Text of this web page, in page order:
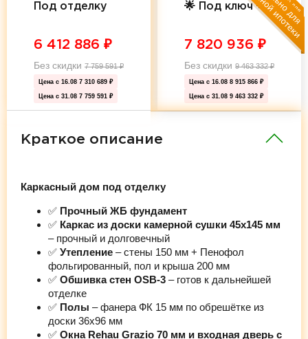
Под отделку
6 412 886 ₽
Без скидки 7 759 591₽
Цена с 16.08 7 310 689 ₽
Цена с 31.08 7 759 591 ₽
🌟 Под ключ 🌟
7 820 936 ₽
Без скидки 9 463 332₽
Цена с 16.08 8 915 866 ₽
Цена с 31.08 9 463 332 ₽
Краткое описание
Каркасный дом под отделку
✅ Прочный ЖБ фундамент
✅ Каркас из доски камерной сушки 45х145 мм
– прочный и долговечный
✅ Утепление – стены 150 мм + Пенофол
фольгированный, пол и крыша 200 мм
✅ Обшивка стен OSB-3 – готов к дальнейшей
отделке
✅ Полы – фанера ФК 15 мм по обрешётке из
доски 36х96 мм
✅ Окна Rehau Grazio 70 мм и входная дверь с